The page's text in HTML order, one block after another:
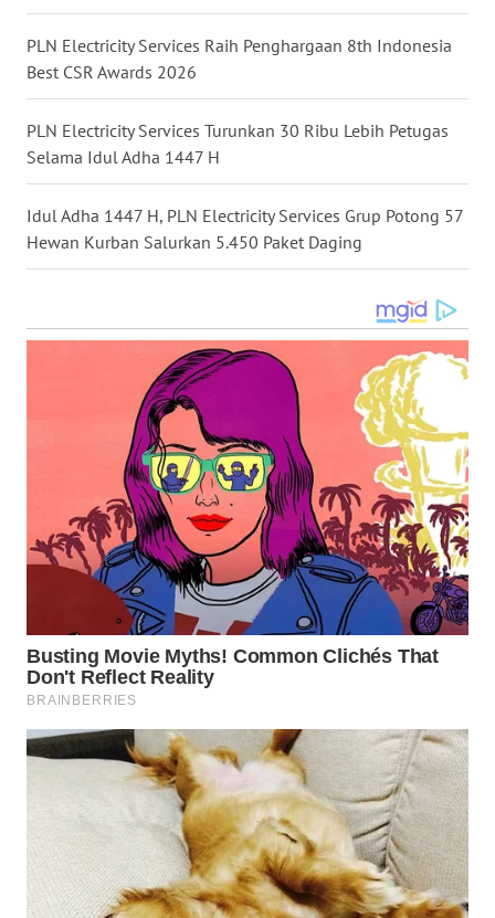
PLN Electricity Services Raih Penghargaan 8th Indonesia
Best CSR Awards 2026
PLN Electricity Services Turunkan 30 Ribu Lebih Petugas
Selama Idul Adha 1447 H
Idul Adha 1447 H, PLN Electricity Services Grup Potong 57
Hewan Kurban Salurkan 5.450 Paket Daging
WN
SIMALUNGUN
WN
LABUHANBATU
WN
TAPANULI
TENGAH
SERDANG
PAKPAK
WN
KARAWANG
WN
BEKASI
WN
BOGOR
DEPOK
WN